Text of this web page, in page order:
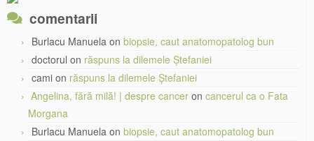
comentarii
Burlacu Manuela on biopsie, caut anatomopatolog bun
doctorul on răspuns la dilemele Ștefaniei
cami on răspuns la dilemele Ștefaniei
Angelina, fără milă! | despre cancer on cancerul ca o Fata
Morgana
Burlacu Manuela on biopsie, caut anatomopatolog bun